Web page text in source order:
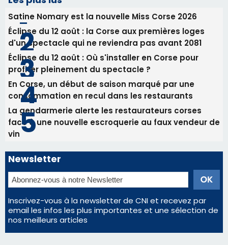
Satine Nomary est la nouvelle Miss Corse 2026
Éclipse du 12 août : la Corse aux premières loges
d'un spectacle qui ne reviendra pas avant 2081
Éclipse du 12 août : Où s'installer en Corse pour
profiter pleinement du spectacle ?
En Corse, un début de saison marqué par une
consommation en recul dans les restaurants
La gendarmerie alerte les restaurateurs corses
face à une nouvelle escroquerie au faux vendeur de
vin
Newsletter
Inscrivez-vous à la newsletter de CNI et recevez par
email les infos les plus importantes et une sélection de
nos meilleurs articles